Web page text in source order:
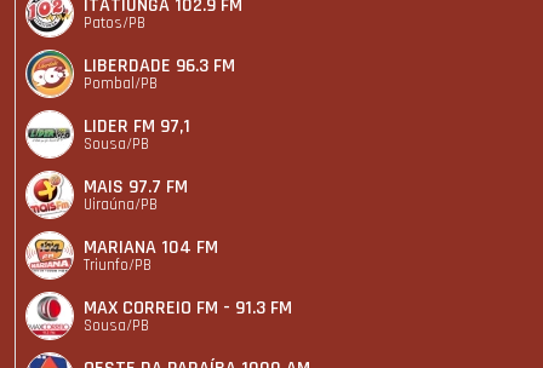
Patos/PB
LIBERDADE 96.3 FM
Pombal/PB
LIDER FM 97,1
Sousa/PB
MAIS 97.7 FM
Uiraúna/PB
MARIANA 104 FM
Triunfo/PB
MAX CORREIO FM - 91.3 FM
Sousa/PB